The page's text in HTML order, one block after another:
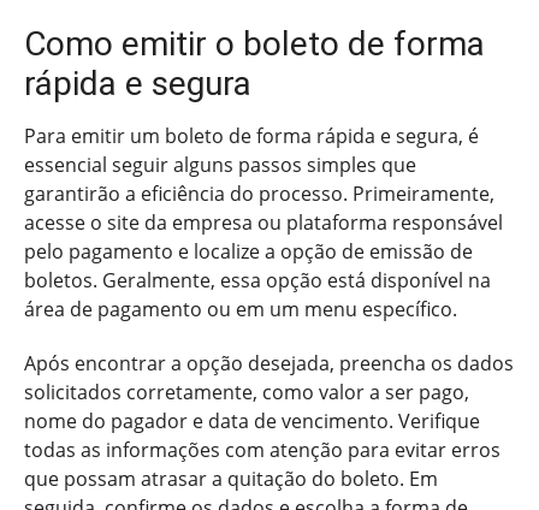
Como emitir o boleto de forma
rápida e segura
Para emitir um boleto de forma rápida e segura, é
essencial seguir alguns passos simples que
garantirão a eficiência do processo. Primeiramente,
acesse o site da empresa ou plataforma responsável
pelo pagamento e localize a opção de emissão de
boletos. Geralmente, essa opção está disponível na
área de pagamento ou em um menu específico.
Após encontrar a opção desejada, preencha os dados
solicitados corretamente, como valor a ser pago,
nome do pagador e data de vencimento. Verifique
todas as informações com atenção para evitar erros
que possam atrasar a quitação do boleto. Em